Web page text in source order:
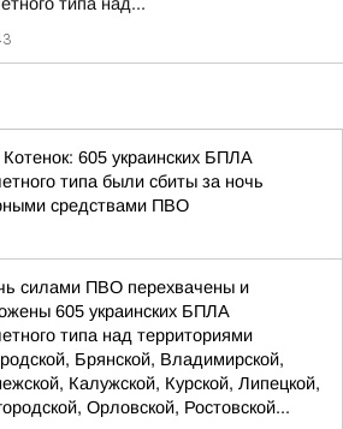
605 украинских БПЛА
типа были сбиты за ночь
средствами ПВО
силами ПВО перехвачены и
605 украинских БПЛА
типа над территориями
Брянской, Владимирской,
Калужской, Курской, Липецкой,
Орловской, Ростовской...